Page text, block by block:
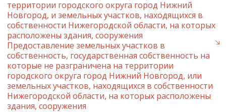
территории городского округа город Нижний
Новгород, и земельных участков, находящихся в
собственности Нижегородской области, на которых
расположены здания, сооружения
Предоставление земельных участков в
собственность, государственная собственность на
которые не разграничена на территории
городского округа город Нижний Новгород, или
земельных участков, находящихся в собственности
Нижегородской области, на которых расположены
здания, сооружения